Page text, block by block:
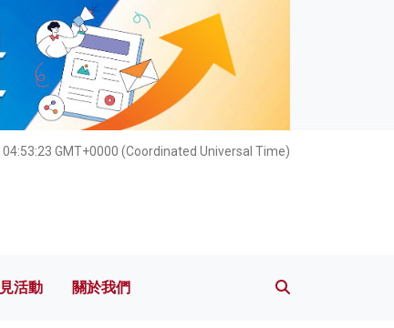
04:53:25 GMT+0000 (Coordinated Universal Time)
灼見活動 關於我們
活動 關於我們